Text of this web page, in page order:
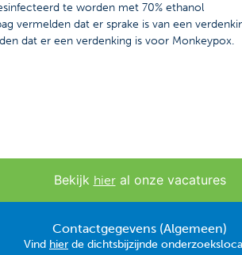
te worden met 70% ethanol
vermelden dat er sprake is van een
dat er een verdenking is voor Monkeypox.
Bekijk hieral onze vacatures
Contactgegevens (Algemeen)
Vind hier de dichtsbijzijnde